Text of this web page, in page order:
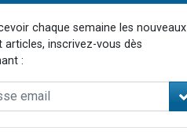
chaque semaine les nouveaux
articles, inscrivez-vous dès
: